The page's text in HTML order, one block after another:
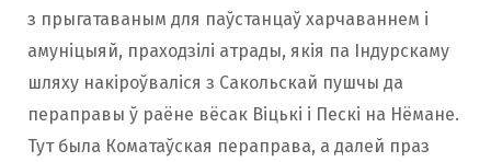
з прыгатаваным для паўстанцаў харчаваннем і
амуніцыяй, праходзілі атрады, якія па Індурскаму
шляху накіроўваліся з Сакольскай пушчы да
пераправы ў раёне вёсак Віцькі і Пескі на Нёмане.
Тут была Коматаўская пераправа, а далей праз